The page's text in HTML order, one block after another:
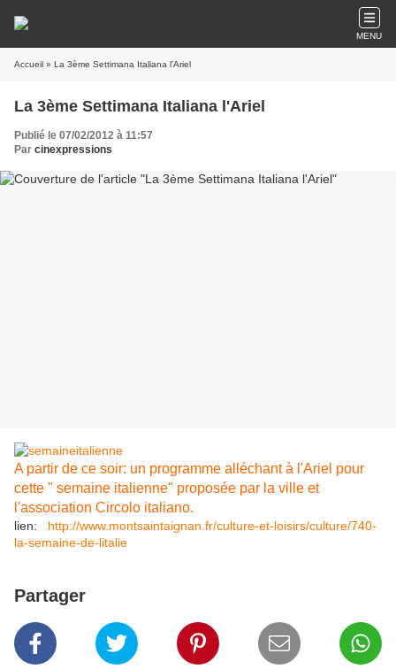
MENU
Accueil » La 3ème Settimana Italiana l'Ariel
La 3ème Settimana Italiana l'Ariel
Publié le 07/02/2012 à 11:57
Par cinexpressions
A partir de ce soir: un programme alléchant à l'Ariel pour
cette " semaine italienne" proposée par la ville et
l'association Circolo italiano.
lien: http://www.montsaintaignan.fr/culture-et-loisirs/culture/740-
la-semaine-de-litalie
Partager